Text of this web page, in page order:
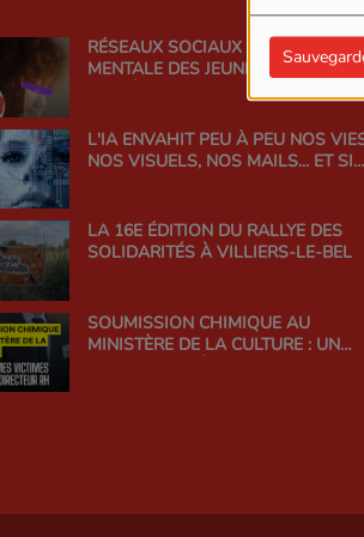
RÉSEAUX SOCIAUX ET SANTÉ
MENTALE DES JEUNES : TROUVER
L'IA ENVAHIT PEU À PEU NOS
NOS VISUELS, NOS MAILS... ET SI
LA 16E ÉDITION DU RALLYE DES
SOLIDARITÉS À VILLIERS-LE-BEL
SOUMISSION CHIMIQUE AU
MINISTÈRE DE LA CULTURE : UN